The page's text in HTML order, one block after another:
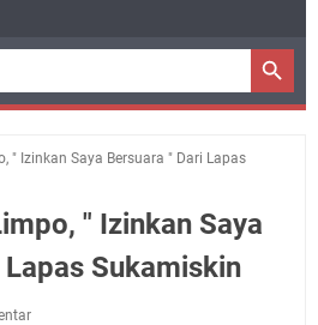
" Izinkan Saya Bersuara " Dari Lapas
" Izinkan Saya
Sukamiskin